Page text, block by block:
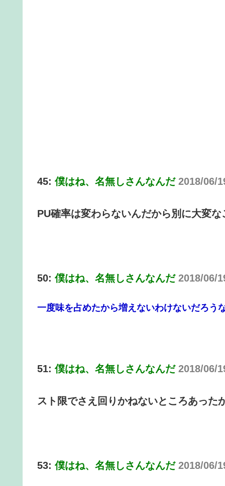
45:僕はね、名無しさんなんだ 2018/06/
PU確率は変わらないんだから別に大変
50:僕はね、名無しさんなんだ 2018/06/
一度味を占めたから増えないわけないだろう
51:僕はね、名無しさんなんだ 2018/06/
スト限でさえ回りかねないところあった
53:僕はね、名無しさんなんだ 2018/06/